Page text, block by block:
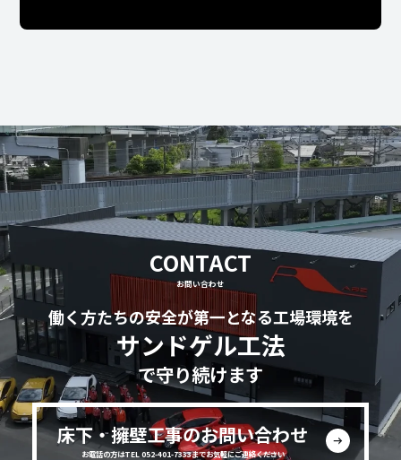
CONTACT
お問い合わせ
働く方たちの安全が第一となる工場環境を
サンドゲル工法
で守り続けます
床下・擁壁工事のお問い合わせ
お電話の方はTEL 052-401-7333までお気軽にご連絡ください